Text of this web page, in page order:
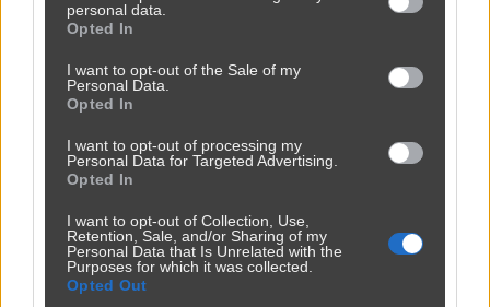
personal data.
Opted In
I want to opt-out of the Sale of my
Personal Data.
Opted In
I want to opt-out of processing my
Personal Data for Targeted Advertising.
Opted In
I want to opt-out of Collection, Use,
Retention, Sale, and/or Sharing of my
Personal Data that Is Unrelated with the
Purposes for which it was collected.
Opted Out
Kategoria: 😂Śmieszne